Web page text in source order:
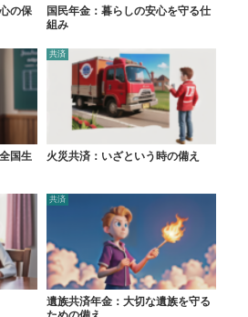
の保
国民年金：暮らしの安心を守る仕
組み
国生
共済
火災共済：いざという時の備え
共済
遺族共済年金：大切な遺族を守る